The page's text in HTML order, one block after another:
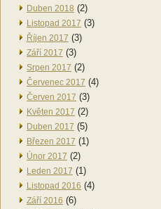
Duben 2018 (2)
Listopad 2017 (3)
Říjen 2017 (3)
Září 2017 (3)
Srpen 2017 (2)
Červenec 2017 (4)
Červen 2017 (3)
Květen 2017 (2)
Duben 2017 (5)
Březen 2017 (1)
Únor 2017 (2)
Leden 2017 (1)
Listopad 2016 (4)
Září 2016 (6)